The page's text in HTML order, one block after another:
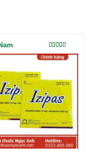
Được xếp
hạng5.00